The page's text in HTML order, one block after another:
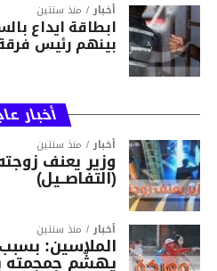
أخبار منذ سنتين
بينهم رئيس
أخبار
أخبار منذ سنتين
وزير يعنف
(التفاصــيل)
أخبار منذ سنتين
الملاسين:
يهشّم